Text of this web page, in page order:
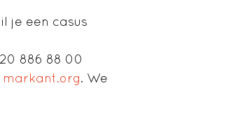
je een casus
886 88 00
. We